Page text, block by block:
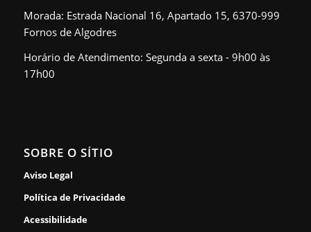
Morada: Estrada Nacional 16, Apartado 15, 6370-999
Fornos de Algodres
Horário de Atendimento: Segunda a sexta - 9h00 às
17h00
SOBRE O SÍTIO
Aviso Legal
Política de Privacidade
Acessibilidade